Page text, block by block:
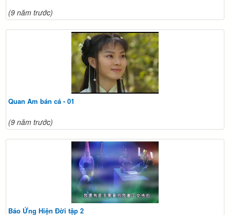
(9 năm trước)
Quan Am bán cá - 01
(9 năm trước)
Báo Ứng Hiện Đời tập 2